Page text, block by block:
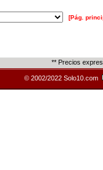
[Pág.
** Precios
© 2002/2022 Solo10.com